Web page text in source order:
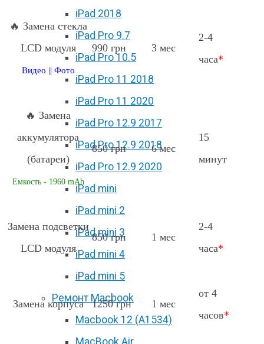
iPad 2018
iPad Pro 9.7
iPad Pro 10.5
iPad Pro 11 2018
iPad Pro 11 2020
iPad Pro 12.9 2017
iPad Pro 12.9 2018
iPad Pro 12.9 2020
iPad mini
iPad mini 2
iPad mini 3
iPad mini 4
iPad mini 5
Ремонт Macbook
Macbook 12 (А1534)
MacBook Air
🔥 Замена стекла
LCD модуля
Видео || Фото
990 грн 3 мес
2-4
часа*
🔥 Замена
аккумулятора
(батареи)
Емкость - 1960 mAh
850 грн 6 мес
15
минут
Замена подсветки
LCD модуля
850 грн 1 мес
2-4
часа*
Замена корпуса 1250 грн 1 мес
от 4
часов*